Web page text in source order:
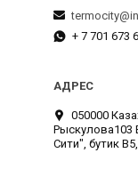
+ 7 701 673
050000
Рыскулова103
Сити", бутик